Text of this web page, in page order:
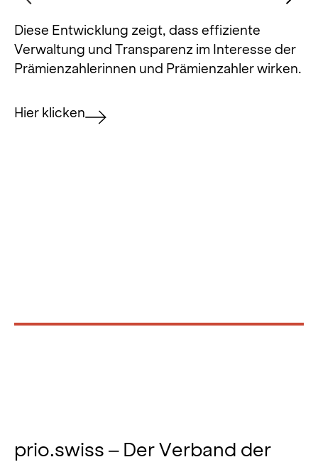
Diese Entwicklung zeigt, dass effiziente
Verwaltung und Transparenz im Interesse der
Prämienzahlerinnen und Prämienzahler wirken.
Hier klicken
prio.swiss – Der Verband der